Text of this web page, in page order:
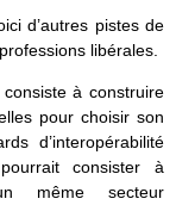
d’autres pistes de
libérales.
consiste à construire
pour choisir son
d’interopérabilité
consister à
même secteur